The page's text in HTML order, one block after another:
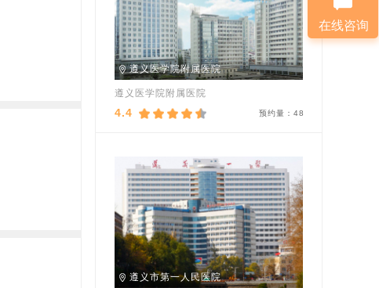
遵义医学院附属医院
遵义医学院附属医院
4.4 预约量：48
遵义市第一人民医院
在线咨询